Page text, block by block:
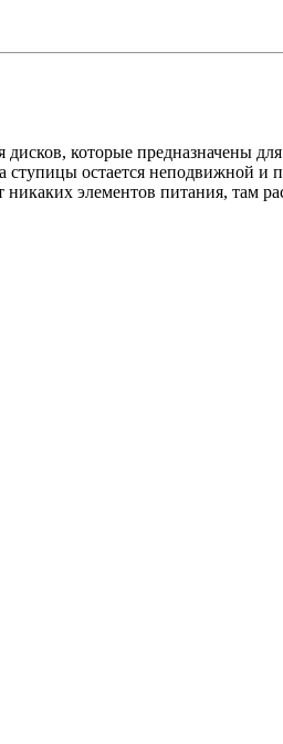
которые предназначены
остается неподвижной и
элементов питания, там